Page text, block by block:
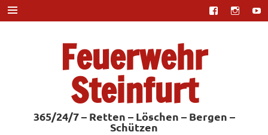
Zum
Inhalt
springen
Feuerwehr
Steinfurt
365/24/7 – Retten – Löschen – Bergen –
Schützen